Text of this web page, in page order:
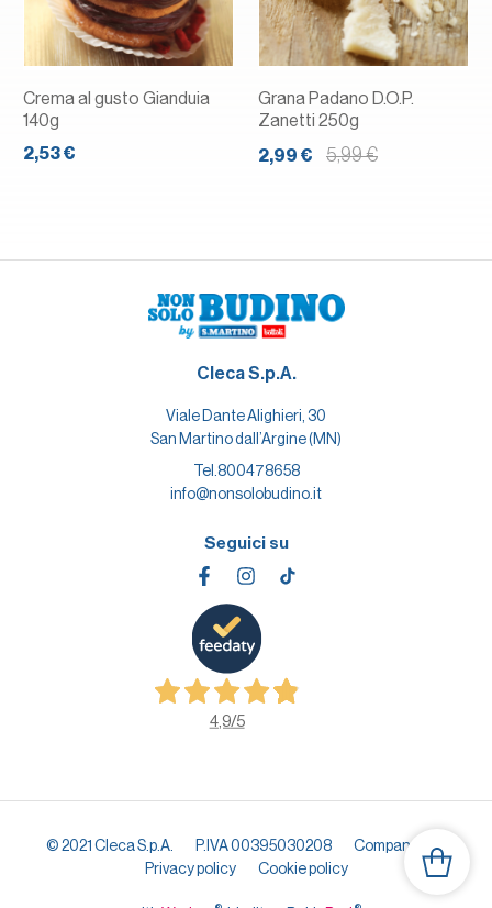
Crema al gusto Gianduia
140g
2,53 €
Grana Padano D.O.P.
Zanetti 250g
2,99 €
5,99 €
Cleca S.p.A.
Viale Dante Alighieri, 30
San Martino dall’Argine (MN)
Tel.800478658
info@nonsolobudino.it
Seguici su
4,9/5
© 2021 Cleca S.p.A. P.IVA 00395030208
Company info
Privacy policy
Cookie policy